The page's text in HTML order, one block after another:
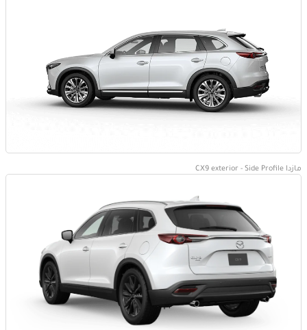
مازدا CX9 exterior - Side Profile